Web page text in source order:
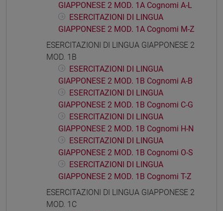
GIAPPONESE 2 MOD. 1A Cognomi A-L
ESERCITAZIONI DI LINGUA
GIAPPONESE 2 MOD. 1A Cognomi M-Z
ESERCITAZIONI DI LINGUA GIAPPONESE 2
MOD. 1B
ESERCITAZIONI DI LINGUA
GIAPPONESE 2 MOD. 1B Cognomi A-B
ESERCITAZIONI DI LINGUA
GIAPPONESE 2 MOD. 1B Cognomi C-G
ESERCITAZIONI DI LINGUA
GIAPPONESE 2 MOD. 1B Cognomi H-N
ESERCITAZIONI DI LINGUA
GIAPPONESE 2 MOD. 1B Cognomi O-S
ESERCITAZIONI DI LINGUA
GIAPPONESE 2 MOD. 1B Cognomi T-Z
ESERCITAZIONI DI LINGUA GIAPPONESE 2
MOD. 1C